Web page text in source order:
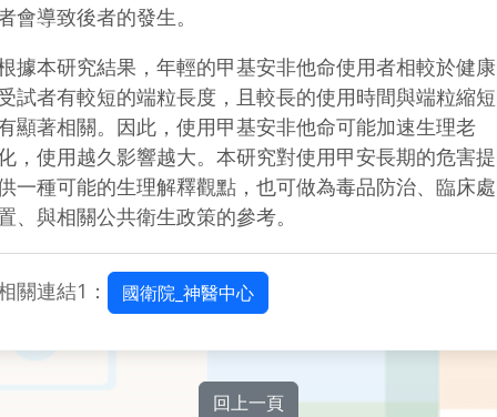
會導致後者的發生。
據本研究結果，年輕的甲基安非他命使用者相較於健康
試者有較短的端粒長度，且較長的使用時間與端粒縮短
顯著相關。因此，使用甲基安非他命可能加速生理老
，使用越久影響越大。本研究對使用甲安長期的危害提
一種可能的生理解釋觀點，也可做為毒品防治、臨床處
、與相關公共衛生政策的參考。
關連結1： 國衛院_神醫中心
回上一頁